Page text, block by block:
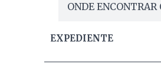
ONDE ENCONTRAR
EXPEDIENTE